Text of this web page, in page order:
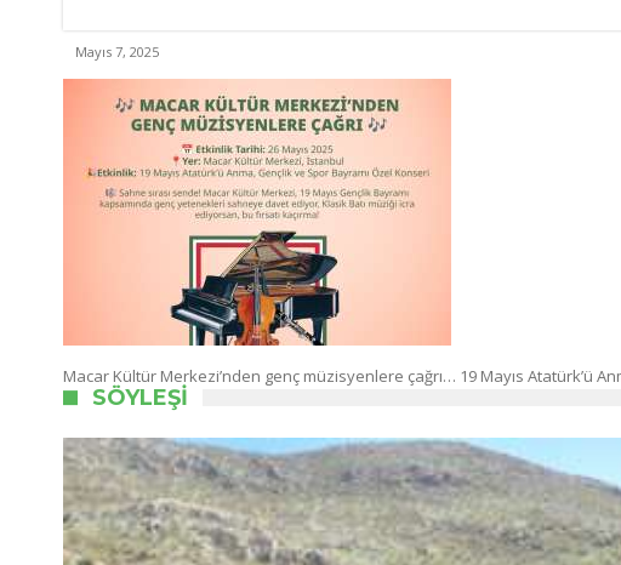
Mayıs 7, 2025
Macar Kültür Merkezi’nden genç müzisyenlere çağrı… 19 Mayıs Atatürk’ü
SÖYLEŞI